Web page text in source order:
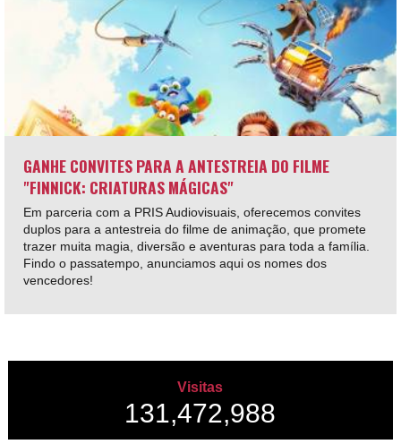
GANHE CONVITES PARA A ANTESTREIA DO FILME
"FINNICK: CRIATURAS MÁGICAS"
Em parceria com a PRIS Audiovisuais, oferecemos convites
duplos para a antestreia do filme de animação, que promete
trazer muita magia, diversão e aventuras para toda a família.
Findo o passatempo, anunciamos aqui os nomes dos
vencedores!
Visitas
131,472,988